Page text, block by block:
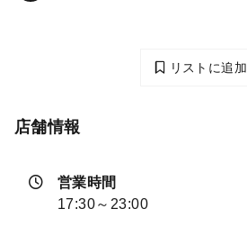
リストに追加
店舗情報
営業時間
17:30～23:00